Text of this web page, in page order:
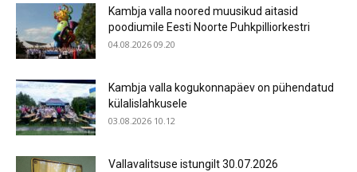
Kambja valla noored muusikud aitasid
poodiumile Eesti Noorte Puhkpilliorkestri
04.08.2026 09.20
Kambja valla kogukonnapäev on pühendatud
külalislahkusele
03.08.2026 10.12
Vallavalitsuse istungilt 30.07.2026